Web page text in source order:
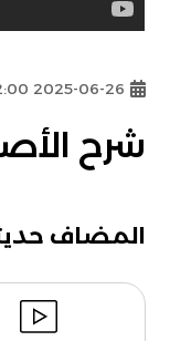
2025-06-26 21:02:00
شرح
المضاف